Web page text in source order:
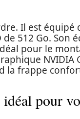
Il est équipé
de 512 Go. Son
pour le
NVIDIA
la frappe
pour